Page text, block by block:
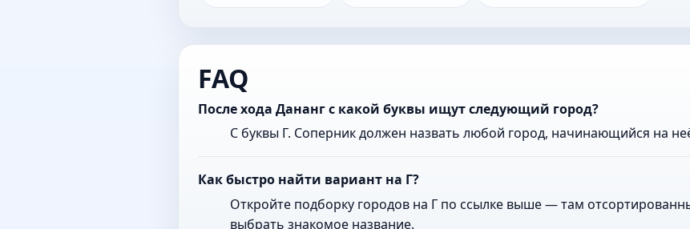
FAQ
После хода Дананг с какой буквы ищут следующий город?
С буквы Г. Соперник должен назвать любой город, начинающийся на
Как быстро найти вариант на Г?
Откройте подборку городов на Г по ссылке выше — там
выбрать знакомое название.